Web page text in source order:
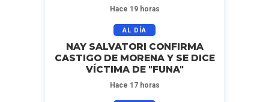
Hace 19 horas
AL DÍA
NAY SALVATORI CONFIRMA
CASTIGO DE MORENA Y SE DICE
VÍCTIMA DE "FUNA"
Hace 17 horas